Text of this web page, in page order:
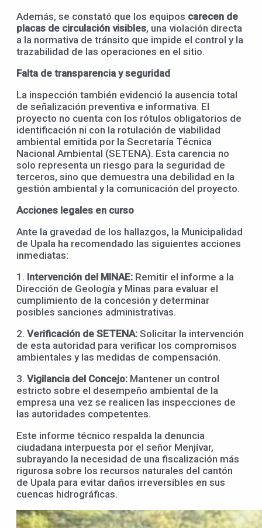
Además, se constató que los equipos carecen de
placas de circulación visibles, una violación directa
a la normativa de tránsito que impide el control y la
trazabilidad de las operaciones en el sitio.
Falta de transparencia y seguridad
La inspección también evidenció la ausencia total
de señalización preventiva e informativa. El
proyecto no cuenta con los rótulos obligatorios de
identificación ni con la rotulación de viabilidad
ambiental emitida por la Secretaría Técnica
Nacional Ambiental (SETENA). Esta carencia no
solo representa un riesgo para la seguridad de
terceros, sino que demuestra una debilidad en la
gestión ambiental y la comunicación del proyecto.
Acciones legales en curso
Ante la gravedad de los hallazgos, la Municipalidad
de Upala ha recomendado las siguientes acciones
inmediatas:
1. Intervención del MINAE: Remitir el informe a la
Dirección de Geología y Minas para evaluar el
cumplimiento de la concesión y determinar
posibles sanciones administrativas.
2. Verificación de SETENA: Solicitar la intervención
de esta autoridad para verificar los compromisos
ambientales y las medidas de compensación.
3. Vigilancia del Concejo: Mantener un control
estricto sobre el desempeño ambiental de la
empresa una vez se realicen las inspecciones de
las autoridades competentes.
Este informe técnico respalda la denuncia
ciudadana interpuesta por el señor Menjívar,
subrayando la necesidad de una fiscalización más
rigurosa sobre los recursos naturales del cantón
de Upala para evitar daños irreversibles en sus
cuencas hidrográficas.